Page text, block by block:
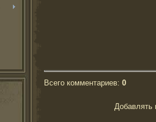
Всего комментариев: 0
Добавлять